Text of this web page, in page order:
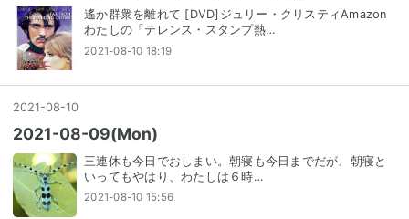
遙か群衆を離れて [DVD]ジュリー・クリスティAmazon
わたしの「テレンス・スタンプ熱…
2021-08-10 18:19
2021 -08-10
2021-08-09(Mon)
三連休も今日でおしまい。朝寝も今日までだが、朝寝と
いってもやはり、わたしは６時…
2021-08-10 15:56